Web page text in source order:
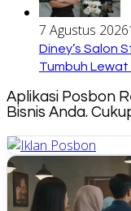
7 Agustus 2026
Diney’s Salon
Tumbuh
Aplikasi Posbon
Bisnis Anda.